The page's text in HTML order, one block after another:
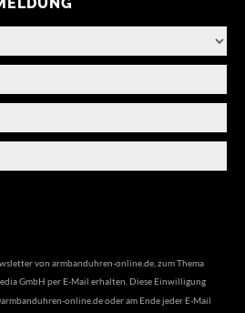
von armbanduhren-online.de, zum Thema
GmbH per E-Mail erhalten. Diese Einwilligung
online.deoder am Ende jeder E-Mail